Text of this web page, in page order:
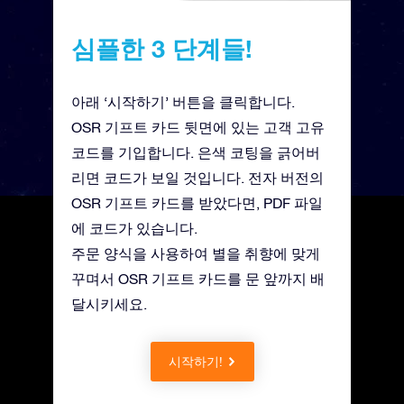
심플한 3 단계들!
아래 ‘시작하기’ 버튼을 클릭합니다.
OSR 기프트 카드 뒷면에 있는 고객 고유
코드를 기입합니다. 은색 코팅을 긁어버
리면 코드가 보일 것입니다. 전자 버전의
OSR 기프트 카드를 받았다면, PDF 파일
에 코드가 있습니다.
주문 양식을 사용하여 별을 취향에 맞게
꾸며서 OSR 기프트 카드를 문 앞까지 배
달시키세요.
시작하기!